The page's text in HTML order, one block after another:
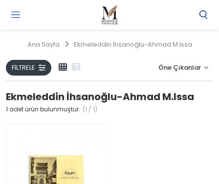
Ana Sayfa Ekmeleddin İhsanoğlu-Ahmad M.Issa
FILTRELE
Ekmeleddin İhsanoğlu-Ahmad M.Issa
1 adet ürün bulunmuştur. (1 / 1)